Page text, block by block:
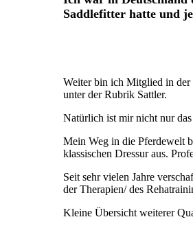
Saddlefitter hatte und
Weiter bin ich Mitglied in
unter der Rubrik Sattler.
Natürlich ist mir nicht nur
Mein Weg in die Pferdewelt
klassischen Dressur aus.
Seit sehr vielen Jahre
der Therapien/ des
Kleine Übersicht weiterer